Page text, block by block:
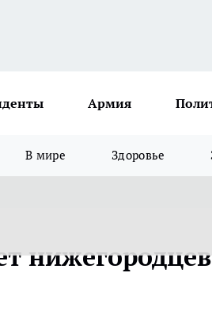
Армия
В мире Здоровье
нижегородцев